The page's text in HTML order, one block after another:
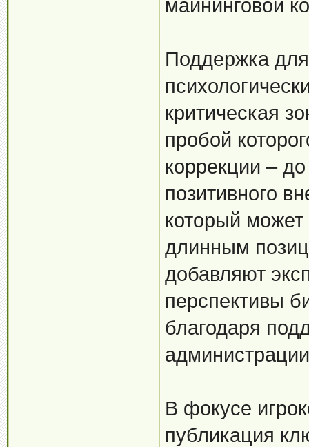
майнинговой
Поддержка
критическая
пробой
коррекции –
позитивного
который
длинным
добавляют
перспективы
благодаря
В фокусе
публикация